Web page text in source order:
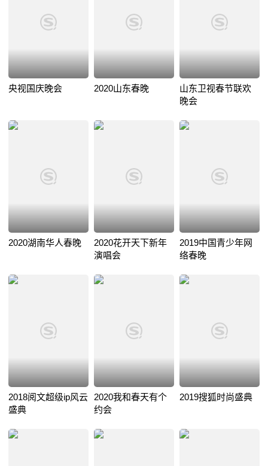
央视国庆晚会 2020山东春晚
山东卫视春节联欢
晚会
2020湖南华人春晚
2020花开天下新年
演唱会
2019中国青少年网
络春晚
2018阅文超级ip风云
盛典
2020我和春天有个
约会
2019搜狐时尚盛典